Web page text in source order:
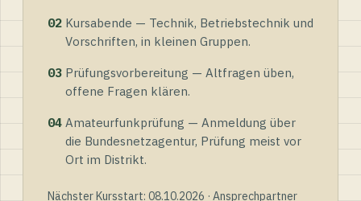
02 Kursabende — Technik, Betriebstechnik und
Vorschriften, in kleinen Gruppen.
03 Prüfungsvorbereitung — Altfragen üben,
offene Fragen klären.
04 Amateurfunkprüfung — Anmeldung über
die Bundesnetzagentur, Prüfung meist vor
Ort im Distrikt.
Nächster Kursstart: 08.10.2026 · Ansprechpartner